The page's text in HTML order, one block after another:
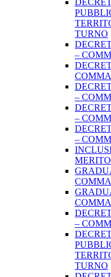
TURNO
–
–
–
–
–
TURNO